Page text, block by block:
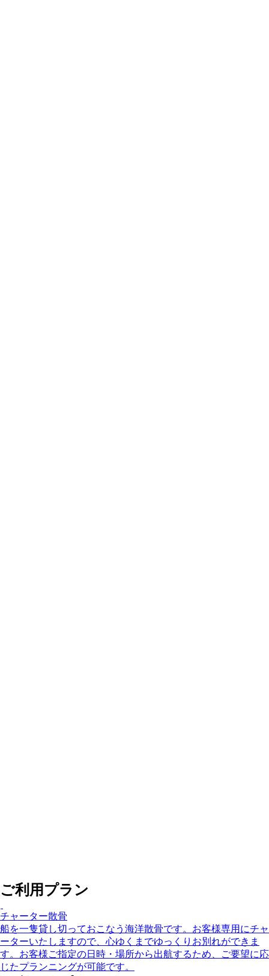
ご利用プラン
チャーター散骨
船を一隻貸し切っておこなう海洋散骨です。お客様専用にチャ
ーターいたしますので、心ゆくまでゆっくりお別れができま
す。お客様ご指定の日時・場所から出航するため、ご要望に応
じたプランニングが可能です。